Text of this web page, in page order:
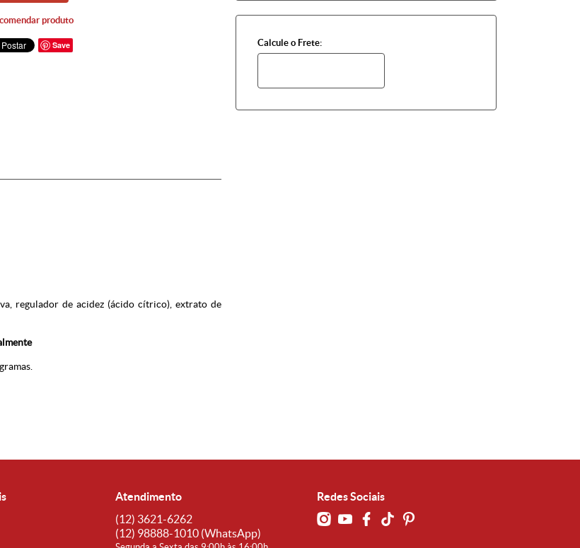
produto
Save Calcule o Frete:
regulador de acidez (ácido cítrico), extrato de
Atendimento
(12) 3621-6262
(12) 98888-1010 (WhatsApp)
Redes Sociais